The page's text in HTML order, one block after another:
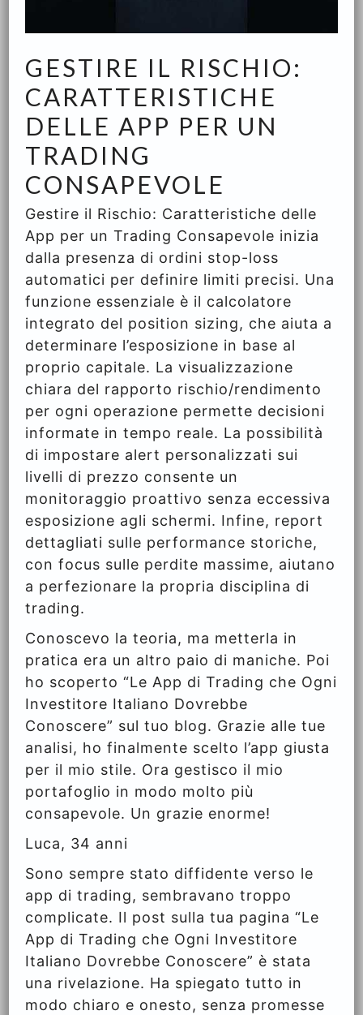
GESTIRE IL RISCHIO:
CARATTERISTICHE
DELLE APP PER UN
TRADING
CONSAPEVOLE
Gestire il Rischio: Caratteristiche delle
App per un Trading Consapevole inizia
dalla presenza di ordini stop-loss
automatici per definire limiti precisi. Una
funzione essenziale è il calcolatore
integrato del position sizing, che aiuta a
determinare l’esposizione in base al
proprio capitale. La visualizzazione
chiara del rapporto rischio/rendimento
per ogni operazione permette decisioni
informate in tempo reale. La possibilità
di impostare alert personalizzati sui
livelli di prezzo consente un
monitoraggio proattivo senza eccessiva
esposizione agli schermi. Infine, report
dettagliati sulle performance storiche,
con focus sulle perdite massime, aiutano
a perfezionare la propria disciplina di
trading.
Conoscevo la teoria, ma metterla in
pratica era un altro paio di maniche. Poi
ho scoperto “Le App di Trading che Ogni
Investitore Italiano Dovrebbe
Conoscere” sul tuo blog. Grazie alle tue
analisi, ho finalmente scelto l’app giusta
per il mio stile. Ora gestisco il mio
portafoglio in modo molto più
consapevole. Un grazie enorme!
Luca, 34 anni
Sono sempre stato diffidente verso le
app di trading, sembravano troppo
complicate. Il post sulla tua pagina “Le
App di Trading che Ogni Investitore
Italiano Dovrebbe Conoscere” è stata
una rivelazione. Ha spiegato tutto in
modo chiaro e onesto, senza promesse